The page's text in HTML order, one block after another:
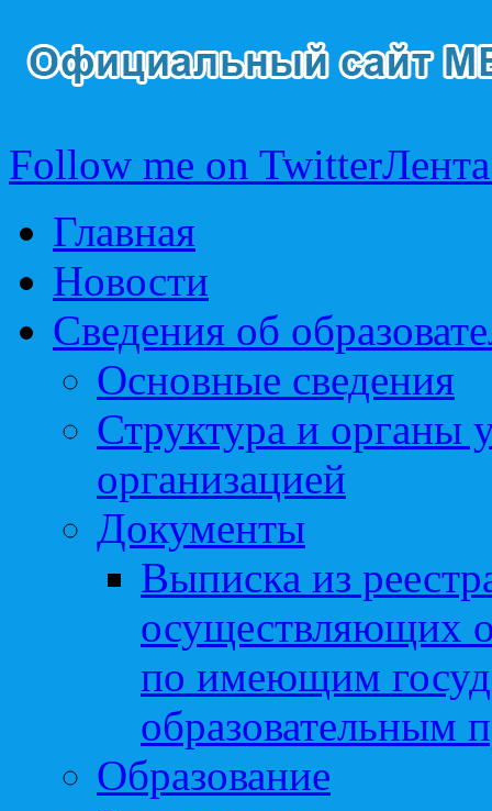
Follow me on Twitter
Главная
Новости
Сведения об
Основные сведения
Структура и органы
организацией
Документы
Выписка из
осуществляющих
по имеющим
образовательным
Образование